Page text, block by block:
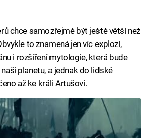
chce samozřejmě být ještě větší než
to znamená jen víc explozí,
i rozšíření mytologie, která bude
planetu, a jednak do lidské
až ke králi Artušovi.